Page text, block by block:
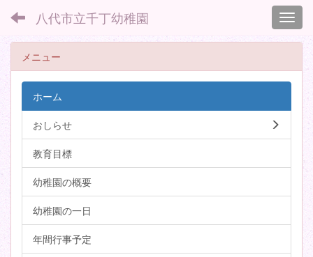
八代市立千丁幼稚園
メニュー
ホーム
おしらせ
教育目標
幼稚園の概要
幼稚園の一日
年間行事予定